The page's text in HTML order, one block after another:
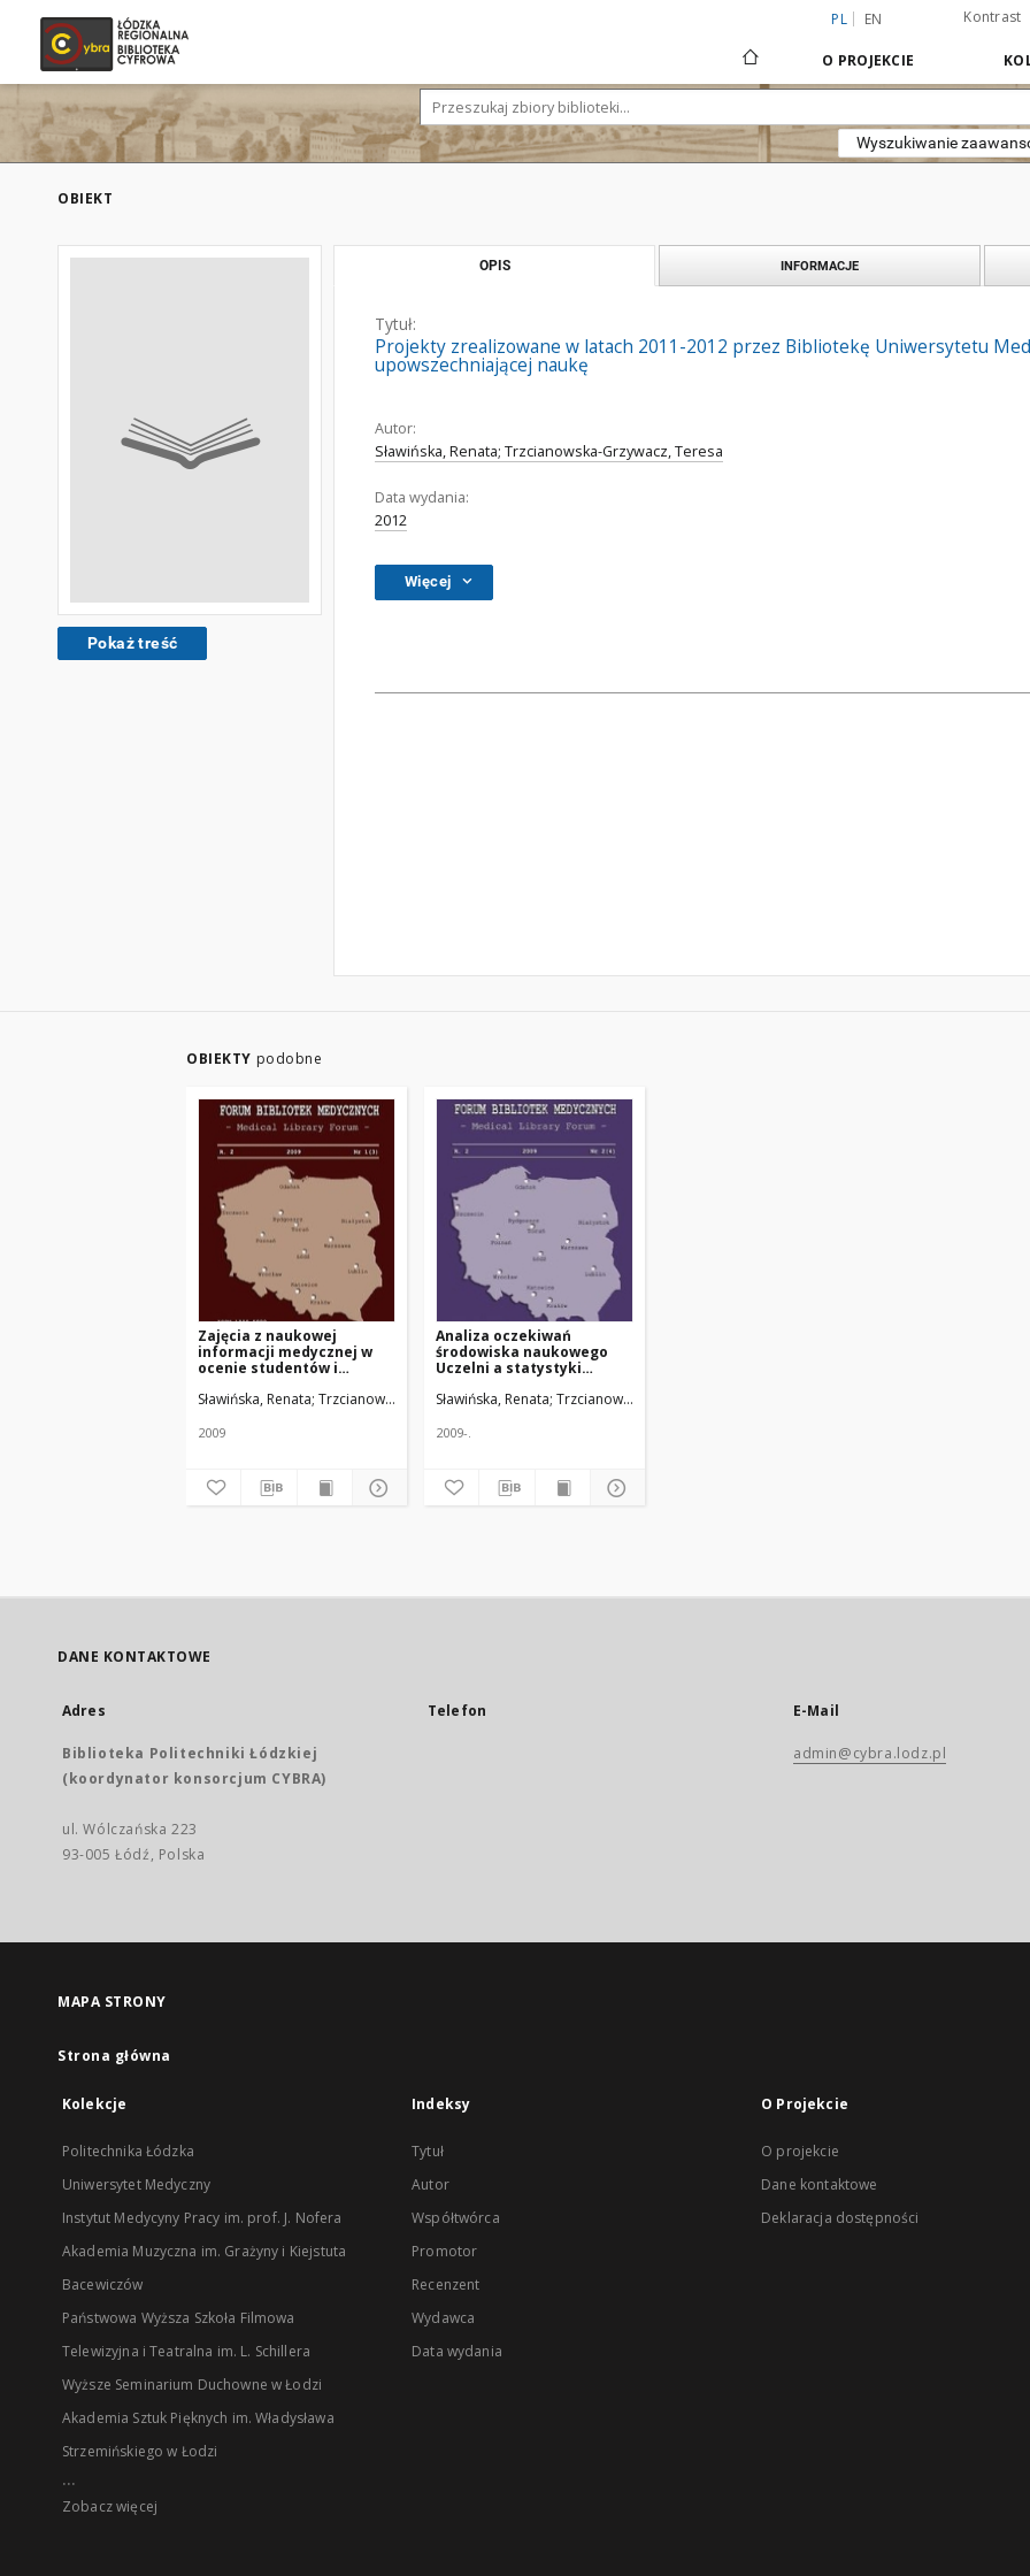
PL EN Kontrast
O PROJEKCIE
Wyszukiwanie
OBIEKT
Pokaż treść
OPIS INFORMACJE
Tytuł:
Projekty zrealizowane w latach 2011-2012 przez Bibliotekę Uniwersytetu
upowszechniającej naukę
Autor:
Sławińska, Renata; Trzcianowska-Grzywacz, Teresa
Data wydania:
2012
Więcej
OBIEKTY podobne
Zajęcia z naukowej
informacji medycznej w
ocenie studentów i
doświadczeń Biblioteki
Medycznej we Wrocławiu
Sławińska, Renata; Trzcianowska-Grzywacz, Teresa Uniwersytet Medyczny w Łodzi
2009
Analiza oczekiwań
środowiska naukowego
Uczelni a statystyki
informacji
Sławińska, Renata; Trzcianowska-Grzywacz, Teresa
2009-.
DANE KONTAKTOWE
Adres
Biblioteka Politechniki Łódzkiej
(koordynator konsorcjum CYBRA)
ul. Wólczańska 223
93-005 Łódź, Polska
Telefon E-Mail
admin@cybra.lodz.pl
MAPA STRONY
Strona główna
Kolekcje
Politechnika Łódzka
Uniwersytet Medyczny
Instytut Medycyny Pracy im. prof. J. Nofera
Akademia Muzyczna im. Grażyny i Kiejstuta
Bacewiczów
Państwowa Wyższa Szkoła Filmowa
Telewizyjna i Teatralna im. L. Schillera
Wyższe Seminarium Duchowne w Łodzi
Akademia Sztuk Pięknych im. Władysława
Strzemińskiego w Łodzi
...
Zobacz więcej
Indeksy
Tytuł
Autor
Współtwórca
Promotor
Recenzent
Wydawca
Data wydania
O Projekcie
O projekcie
Dane kontaktowe
Deklaracja dostępności